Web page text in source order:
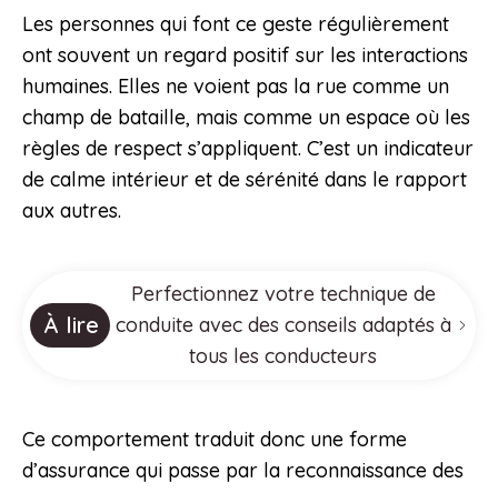
Les personnes qui font ce geste régulièrement
ont souvent un regard positif sur les interactions
humaines. Elles ne voient pas la rue comme un
champ de bataille, mais comme un espace où les
règles de respect s’appliquent. C’est un indicateur
de calme intérieur et de sérénité dans le rapport
aux autres.
À lire
Perfectionnez votre technique de
conduite avec des conseils adaptés à
tous les conducteurs
Ce comportement traduit donc une forme
d’assurance qui passe par la reconnaissance des